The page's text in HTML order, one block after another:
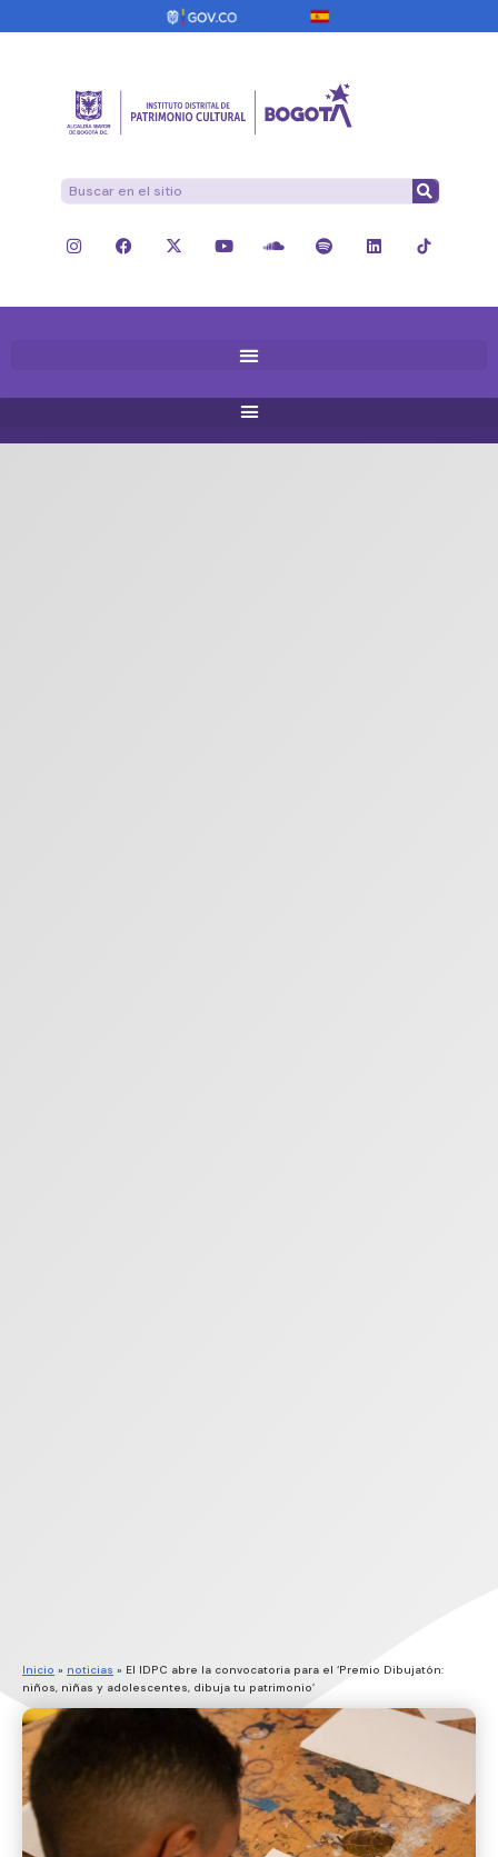
Inicio » noticias » El IDPC abre la convocatoria para el ‘Premio Dibujatón:
niños, niñas y adolescentes, dibuja tu patrimonio’